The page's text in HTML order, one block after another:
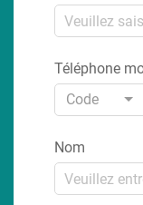
Téléphone
Code
Nom